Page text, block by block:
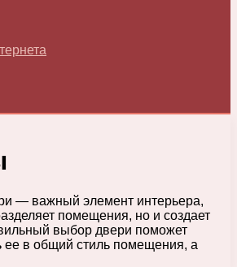
— важный элемент интерьера,
помещения, но и создает
выбор двери поможет
ее в общий стиль помещения, а